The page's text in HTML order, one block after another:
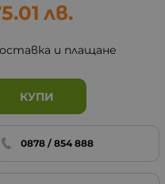
лв.
и плащане
КУПИ
0878 / 854 888